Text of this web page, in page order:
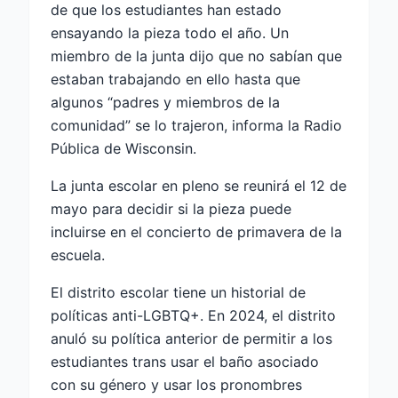
de que los estudiantes han estado
ensayando la pieza todo el año. Un
miembro de la junta dijo que no sabían que
estaban trabajando en ello hasta que
algunos “padres y miembros de la
comunidad” se lo trajeron, informa la Radio
Pública de Wisconsin.
La junta escolar en pleno se reunirá el 12 de
mayo para decidir si la pieza puede
incluirse en el concierto de primavera de la
escuela.
El distrito escolar tiene un historial de
políticas anti-LGBTQ+. En 2024, el distrito
anuló su política anterior de permitir a los
estudiantes trans usar el baño asociado
con su género y usar los pronombres